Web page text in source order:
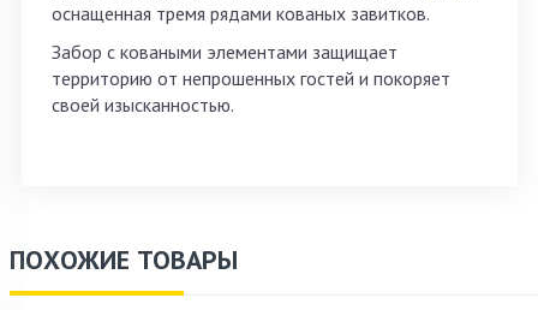
оснащенная тремя рядами кованых завитков.
Забор с коваными элементами защищает
территорию от непрошенных гостей и покоряет
своей изысканностью.
ПОХОЖИЕ ТОВАРЫ